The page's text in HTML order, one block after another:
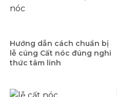
Hướng dẫn cách chuẩn bị
lễ cúng Cất nóc đúng nghi
thức tâm linh